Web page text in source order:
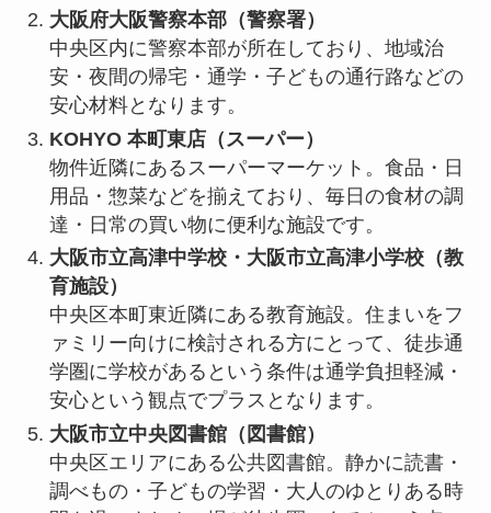
大阪府大阪警察本部（警察署）
中央区内に警察本部が所在しており、地域治
安・夜間の帰宅・通学・子どもの通行路などの
安心材料となります。
KOHYO 本町東店（スーパー）
物件近隣にあるスーパーマーケット。食品・日
用品・惣菜などを揃えており、毎日の食材の調
達・日常の買い物に便利な施設です。
大阪市立高津中学校・大阪市立高津小学校（教
育施設）
中央区本町東近隣にある教育施設。住まいをフ
ァミリー向けに検討される方にとって、徒歩通
学圏に学校があるという条件は通学負担軽減・
安心という観点でプラスとなります。
大阪市立中央図書館（図書館）
中央区エリアにある公共図書館。静かに読書・
調べもの・子どもの学習・大人のゆとりある時